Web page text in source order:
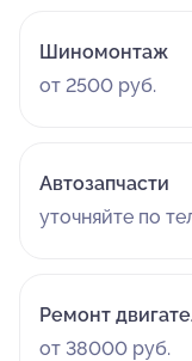
Шиномонтаж
от 2500 руб.
Автозапчасти
уточняйте по
Ремонт
от 38000 руб.